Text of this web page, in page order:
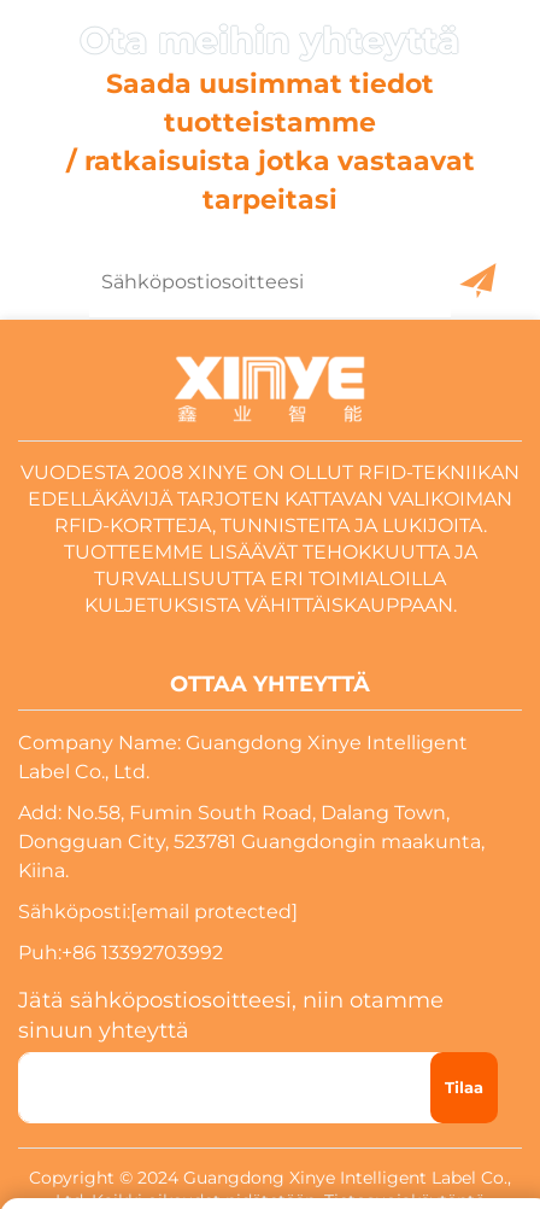
Saada uusimmat tiedot
tuotteistamme
/ ratkaisuista jotka vastaavat
tarpeitasi
VUODESTA 2008 XINYE ON OLLUT RFID-TEKNIIKAN
EDELLÄKÄVIJÄ TARJOTEN KATTAVAN VALIKOIMAN
RFID-KORTTEJA, TUNNISTEITA JA LUKIJOITA.
TUOTTEEMME LISÄÄVÄT TEHOKKUUTTA JA
TURVALLISUUTTA ERI TOIMIALOILLA
KULJETUKSISTA VÄHITTÄISKAUPPAAN.
OTTAA YHTEYTTÄ
Company Name: Guangdong Xinye Intelligent
Label Co., Ltd.
Add: No.58, Fumin South Road, Dalang Town,
Dongguan City, 523781 Guangdongin maakunta,
Kiina.
Sähköposti:[email protected]
Puh:+86 13392703992
Jätä sähköpostiosoitteesi, niin otamme
sinuun yhteyttä
Tilaa
Copyright © 2024 Guangdong Xinye Intelligent Label Co.,
Ltd. Kaikki oikeudet pidätetään. Tietosuojakäytäntö